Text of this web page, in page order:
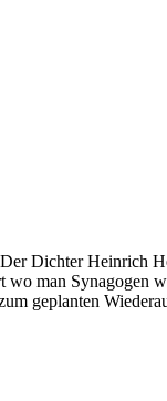
Dichter Heinrich
man
geplanten